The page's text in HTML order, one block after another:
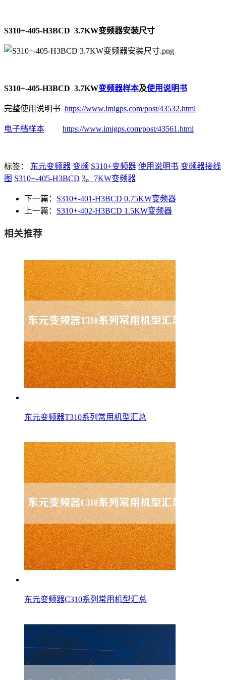
S310+-405-H3BCD 3.7KW变频器安装尺寸
S310+-405-H3BCD 3.7KW变频器样本及使用说明书
完整使用说明书 https://www.imigps.com/post/43532.html
电子档样本 https://www.imigps.com/post/43561.html
标签： 东元变频器 变频 S310+变频器 使用说明书 变频器接线
图 S310+-405-H3BCD 3。7KW变频器
下一篇： S310+-401-H3BCD 0.75KW变频器
上一篇： S310+-402-H3BCD 1.5KW变频器
相关推荐
东元变频器T310系列常用机型汇总
东元变频器C310系列常用机型汇总